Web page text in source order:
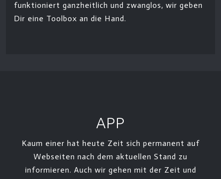
funktioniert ganzheitlich und zwanglos, wir geben
Dir eine Toolbox an die Hand.
APP
Kaum einer hat heute Zeit sich permanent auf
Webseiten nach dem aktuellen Stand zu
informieren. Auch wir gehen mit der Zeit und